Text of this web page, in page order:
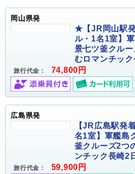
岡山県発
★【JR岡山駅
ル・1名1室】
景七ツ釜クル
むロマンチック
旅行代金： 74,800円
広島県発
【JR広島駅発
名1室】軍艦島
釜クルーズ2つ
ンチック長崎2
旅行代金： 59,900円